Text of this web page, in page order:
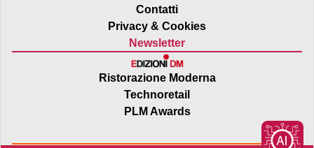
Contatti
Privacy & Cookies
Newsletter
Ristorazione Moderna
Technoretail
PLM Awards